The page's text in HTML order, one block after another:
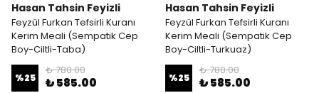
Hasan Tahsin Feyizli
Feyzül Furkan Tefsirli Kuranı
Kerim Meali (Sempatik Cep
Boy-Ciltli-Taba)
%25
₺ 780.00
₺ 585.00
Hasan Tahsin Feyizli
Feyzül Furkan Tefsirli Kuranı
Kerim Meali (Sempatik Cep
Boy-Ciltli-Turkuaz)
%25
₺ 780.00
₺ 585.00